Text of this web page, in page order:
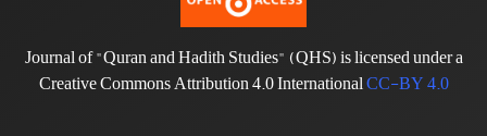
Journal of "Quran and Hadith Studies" (QHS) is licensed under a
Creative Commons Attribution 4.0 InternationalCC-BY 4.0